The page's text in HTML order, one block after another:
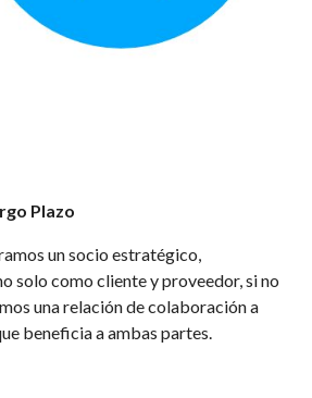
Plazo
unsocio estratégico,
solo como cliente y proveedor,si no
una relación de colaboración a
beneficia a ambas partes.